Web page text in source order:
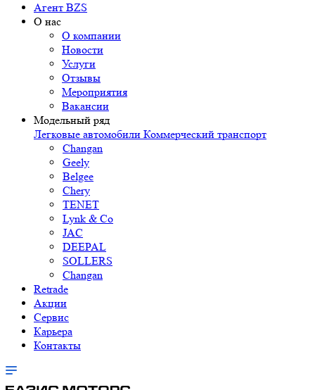
Агент BZS
О нас
О компании
Новости
Услуги
Отзывы
Мероприятия
Вакансии
Модельный ряд
Легковые автомобили Коммерческий транспорт
Changan
Geely
Belgee
Chery
TENET
Lynk & Co
JAC
DEEPAL
SOLLERS
Changan
Retrade
Акции
Сервис
Карьера
Контакты